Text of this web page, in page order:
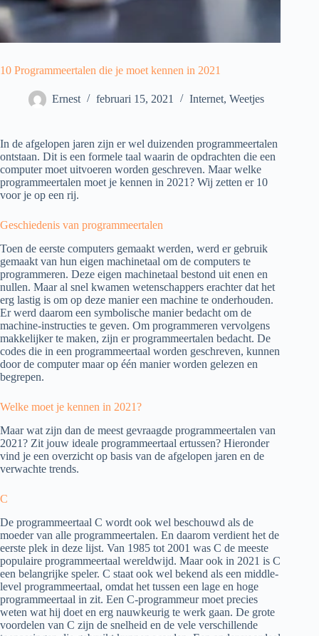
10 Programmeertalen die je moet kennen in 2021
Ernest februari 15, 2021 Internet, Weetjes
In de afgelopen jaren zijn er wel duizenden programmeertalen
ontstaan. Dit is een formele taal waarin de opdrachten die een
computer moet uitvoeren worden geschreven. Maar welke
programmeertalen moet je kennen in 2021? Wij zetten er 10
voor je op een rij.
Geschiedenis van programmeertalen
Toen de eerste computers gemaakt werden, werd er gebruik
gemaakt van hun eigen machinetaal om de computers te
programmeren. Deze eigen machinetaal bestond uit enen en
nullen. Maar al snel kwamen wetenschappers erachter dat het
erg lastig is om op deze manier een machine te onderhouden.
Er werd daarom een symbolische manier bedacht om de
machine-instructies te geven. Om programmeren vervolgens
makkelijker te maken, zijn er programmeertalen bedacht. De
codes die in een programmeertaal worden geschreven, kunnen
door de computer maar op één manier worden gelezen en
begrepen.
Welke moet je kennen in 2021?
Maar wat zijn dan de meest gevraagde programmeertalen van
2021? Zit jouw ideale programmeertaal ertussen? Hieronder
vind je een overzicht op basis van de afgelopen jaren en de
verwachte trends.
C
De programmeertaal C wordt ook wel beschouwd als de
moeder van alle programmeertalen. En daarom verdient het de
eerste plek in deze lijst. Van 1985 tot 2001 was C de meeste
populaire programmeertaal wereldwijd. Maar ook in 2021 is C
een belangrijke speler. C staat ook wel bekend als een middle-
level programmeertaal, omdat het tussen een lage en hoge
programmeertaal in zit. Een C-programmeur moet precies
weten wat hij doet en erg nauwkeurig te werk gaan. De grote
voordelen van C zijn de snelheid en de vele verschillende